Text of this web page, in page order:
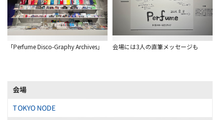
「Perfume Disco-Graphy Archives」 会場には3人の直筆メッセージも
会場
TOKYO NODE